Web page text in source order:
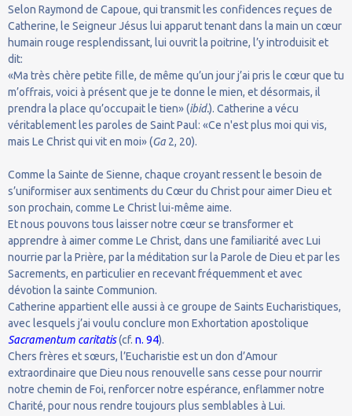
Selon Raymond de Capoue, qui transmit les confidences reçues de
Catherine, le Seigneur Jésus lui apparut tenant dans la main un cœur
humain rouge resplendissant, lui ouvrit la poitrine, l’y introduisit et
dit:
«Ma très chère petite fille, de même qu’un jour j’ai pris le cœur que tu
m’offrais, voici à présent que je te donne le mien, et désormais, il
prendra la place qu’occupait le tien» (ibid.). Catherine a vécu
véritablement les paroles de Saint Paul: «Ce n'est plus moi qui vis,
mais Le Christ qui vit en moi» (Ga 2, 20).
Comme la Sainte de Sienne, chaque croyant ressent le besoin de
s’uniformiser aux sentiments du Cœur du Christ pour aimer Dieu et
son prochain, comme Le Christ lui-même aime.
Et nous pouvons tous laisser notre cœur se transformer et
apprendre à aimer comme Le Christ, dans une familiarité avec Lui
nourrie par la Prière, par la méditation sur la Parole de Dieu et par les
Sacrements, en particulier en recevant fréquemment et avec
dévotion la sainte Communion.
Catherine appartient elle aussi à ce groupe de Saints Eucharistiques,
avec lesquels j’ai voulu conclure mon Exhortation apostolique
Sacramentum caritatis(cf. n. 94).
Chers frères et sœurs, l’Eucharistie est un don d’Amour
extraordinaire que Dieu nous renouvelle sans cesse pour nourrir
notre chemin de Foi, renforcer notre espérance, enflammer notre
Charité, pour nous rendre toujours plus semblables à Lui.